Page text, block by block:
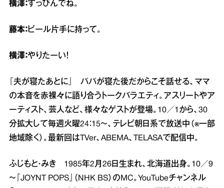
横澤： すっぴんでね。
藤本：ビール片手に持って。
横澤：やりたーい！
『夫が寝たあとに』 パパが寝た後だからこそ話せる、ママ
の本音を赤裸々に語り合うトークバラエティ。アスリートやア
ーティスト、芸人など、様々なゲストが登場。10／1から、30
分拡大して毎週火曜24：15～、テレビ朝日系で放送中（※一部
地域除く）。最新回はTVer、ABEMA、TELASAで配信中。
ふじもと・みき 1985年2月26日生まれ、北海道出身。10／9
～『JOYNT POPS』（NHK BS）のMC。YouTubeチャンネル